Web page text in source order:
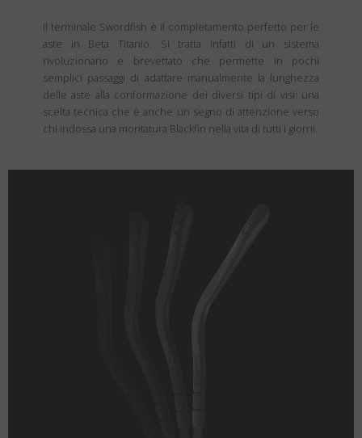
Il terminale Swordfish è il completamento perfetto per le
aste in Beta Titanio. Si tratta infatti di un sistema
rivoluzionario e brevettato che permette in pochi
semplici passaggi di adattare manualmente la lunghezza
delle aste alla conformazione dei diversi tipi di visi: una
scelta tecnica che è anche un segno di attenzione verso
chi indossa una montatura Blackfin nella vita di tutti i giorni.